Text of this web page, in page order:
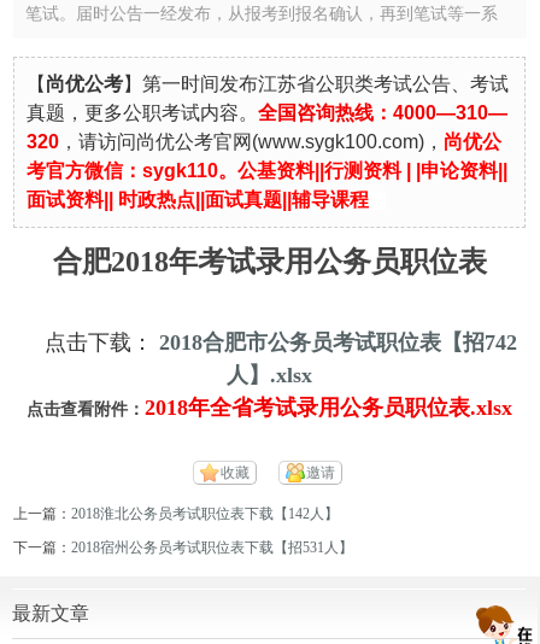
笔试。届时公告一经发布，从报考到报名确认，再到笔试等一系
习之外，还需要对一些重要的时间点有大 ...
【 尚优公考】第一时间发布江苏省公职类考试公告、考试
真题，更多公职考试内容。全国咨询热线：4000—310—
320 ，请访问尚优公考官网 (www.sygk100.com)， 尚优公
考官方微信：sygk110。公基资料| |行测资料| | 申论资料||
面试资料|| 时政热点 ||面试真题 ||辅导课程
合肥2018年考试录用公务员职位表
点击下载：
2018合肥市公务员考试职位表【招742
人】.xlsx
点击查看附件：2018年全省考试录用公务员职位表.xlsx
收藏 邀请
上一篇：2018淮北公务员考试职位表下载【142人】
下一篇：2018宿州公务员考试职位表下载【招531人】
最新文章